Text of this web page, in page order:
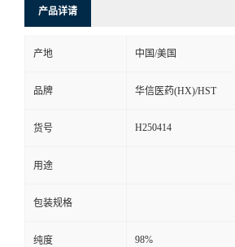
方
产品详请
产地 中国/美国
品牌 华信医药(HX)/HST
货号 H250414
用途
包装规格
纯度 98%